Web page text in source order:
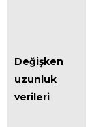
Değişken
uzunluk
verileri